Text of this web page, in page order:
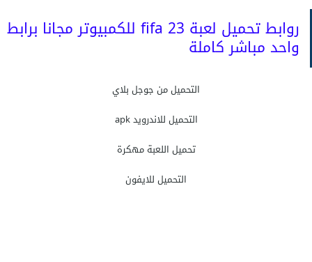
روابط تحميل لعبة fifa 23 للكمبيوتر مجانا برابط
واحد مباشر كاملة
التحميل من جوجل بلاي
التحميل للاندرويد apk
تحميل اللعبة مهكرة
التحميل للايفون